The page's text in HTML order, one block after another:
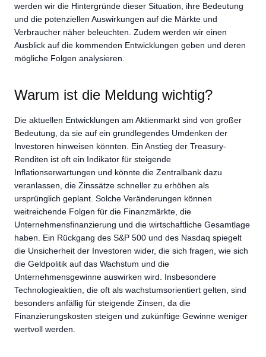
werden wir die Hintergründe dieser Situation, ihre Bedeutung
und die potenziellen Auswirkungen auf die Märkte und
Verbraucher näher beleuchten. Zudem werden wir einen
Ausblick auf die kommenden Entwicklungen geben und deren
mögliche Folgen analysieren.
Warum ist die Meldung wichtig?
Die aktuellen Entwicklungen am Aktienmarkt sind von großer
Bedeutung, da sie auf ein grundlegendes Umdenken der
Investoren hinweisen könnten. Ein Anstieg der Treasury-
Renditen ist oft ein Indikator für steigende
Inflationserwartungen und könnte die Zentralbank dazu
veranlassen, die Zinssätze schneller zu erhöhen als
ursprünglich geplant. Solche Veränderungen können
weitreichende Folgen für die Finanzmärkte, die
Unternehmensfinanzierung und die wirtschaftliche Gesamtlage
haben. Ein Rückgang des S&P 500 und des Nasdaq spiegelt
die Unsicherheit der Investoren wider, die sich fragen, wie sich
die Geldpolitik auf das Wachstum und die
Unternehmensgewinne auswirken wird. Insbesondere
Technologieaktien, die oft als wachstumsorientiert gelten, sind
besonders anfällig für steigende Zinsen, da die
Finanzierungskosten steigen und zukünftige Gewinne weniger
wertvoll werden.